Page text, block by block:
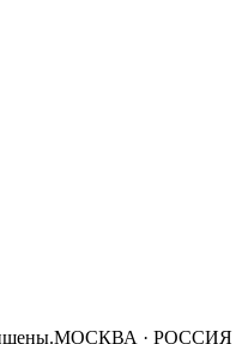
МОСКВА · РОССИЯ